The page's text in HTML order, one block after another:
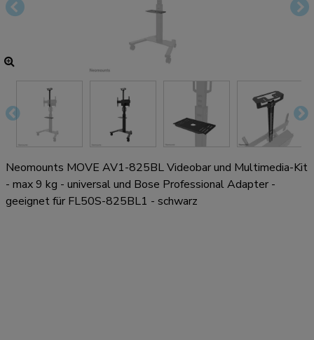
Neomounts MOVE AV1-825BL Videobar und Multimedia-Kit
- max 9 kg - universal und Bose Professional Adapter -
geeignet für FL50S-825BL1 - schwarz